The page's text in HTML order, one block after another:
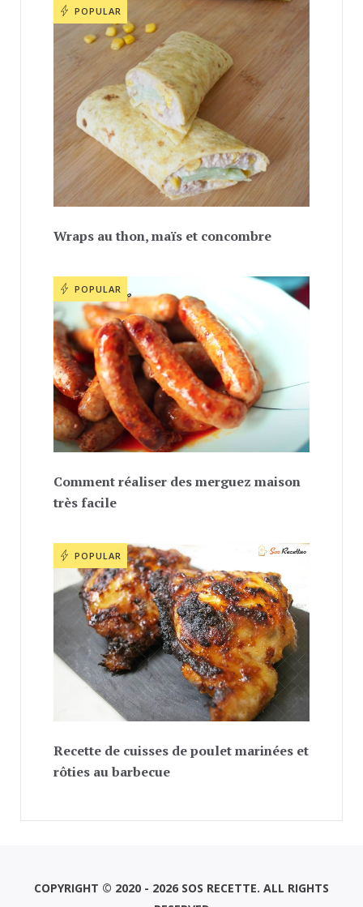
POPULAR
Wraps au thon, maïs et concombre
POPULAR
Comment réaliser des merguez maison
très facile
POPULAR
Recette de cuisses de poulet marinées et
rôties au barbecue
COPYRIGHT © 2020 - 2026 SOS RECETTE. ALL RIGHTS